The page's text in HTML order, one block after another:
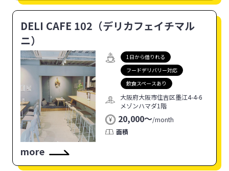
DELI CAFE 102（デリカフェイチマル
ニ）
1日から借りれる
フードデリバリー対応
飲食スペースあり
大阪府大阪市住吉区墨江4-4-6
メゾンハマダ1階
20,000〜/month
面積
more